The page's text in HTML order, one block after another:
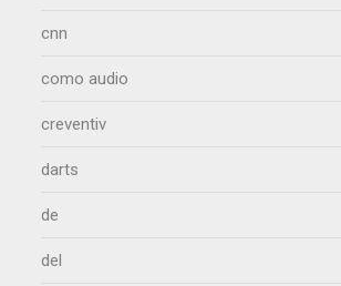
cnn
como audio
creventiv
darts
de
del